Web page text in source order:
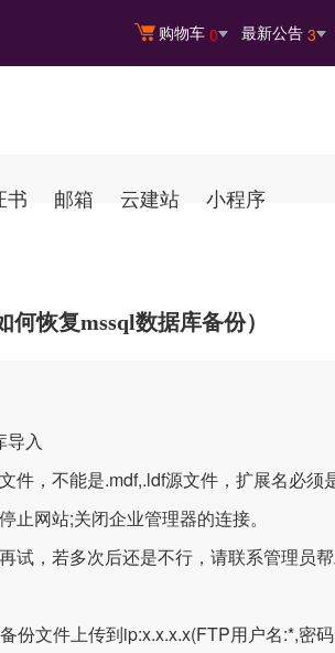
购物车 0 最新公告 3
书 邮箱 云建站 小程序
恢复mssql数据库备份）
导入
，不能是.mdf,.ldf源文件，扩展名必须
网站;关闭企业管理器的连接。
，若多次后还是不行，请联系管理员帮
份文件上传到ip:x.x.x.x(FTP用户名:*,密